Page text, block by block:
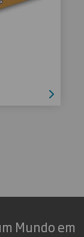
Mundo em